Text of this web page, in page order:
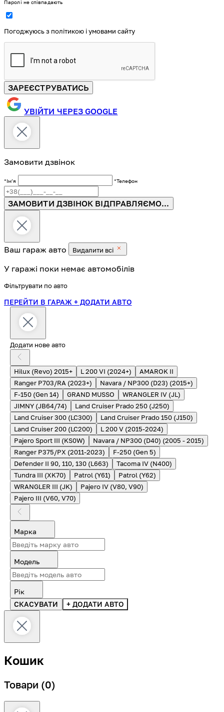
Паролі не співпадають
Погоджуюсь з політикою і умовами сайту
ЗАРЕЄСТРУВАТИСЬ
УВІЙТИ ЧЕРЕЗ GOOGLE
Замовити дзвінок
*Імʼя *Телефон
ЗАМОВИТИ ДЗВІНОК ВІДПРАВЛЯЄМО...
Ваш гараж авто Видалити всі
У гаражі поки немає автомобілів
Фільтрувати по авто
ПЕРЕЙТИ В ГАРАЖ + ДОДАТИ АВТО
Додати нове авто
Hilux (Revo) 2015+ L 200 VI (2024+)
AMAROK II
Ranger P703/RA (2023+)
Navara / NP300 (D23) (2015+)
F-150 (Gen 14)
GRAND MUSSO
WRANGLER IV (JL)
JIMNY (JB64/74)
Land Cruiser Prado 250 (J250)
Land Cruiser 300 (LC300)
Land Cruiser Prado 150 (J150)
Land Cruiser 200 (LC200)
L 200 V (2015-2024)
Pajero Sport III (KS0W)
Navara / NP300 (D40) (2005 - 2015)
Ranger P375/PX (2011-2023)
F-250 (Gen 5)
Defender II 90, 110, 130 (L663)
Tacoma IV (N400)
Tundra III (XK70)
Patrol (Y61)
Patrol (Y62)
WRANGLER III (JK)
Pajero IV (V80, V90)
Pajero III (V60, V70)
Марка
Модель
Рік
СКАСУВАТИ
+ ДОДАТИ АВТО
Кошик
Товари (0)